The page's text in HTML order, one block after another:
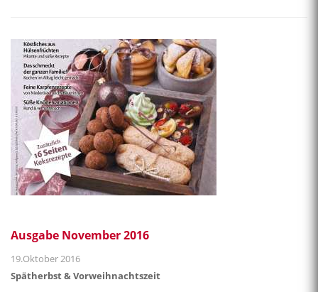
Ausgabe November 2016
19.Oktober 2016
Spätherbst & Vorweihnachtszeit